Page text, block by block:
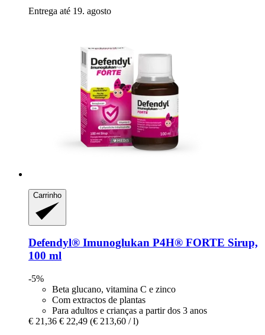
Entrega até 19. agosto
Carrinho
Defendyl® Imunoglukan P4H® FORTE Sirup,
100 ml
-5%
Beta glucano, vitamina C e zinco
Com extractos de plantas
Para adultos e crianças a partir dos 3 anos
€ 21,36 € 22,49 (€ 213,60 / l)